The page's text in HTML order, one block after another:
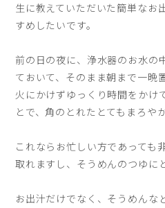
生に教えていただいた簡単なお
すめしたいです。
前の日の夜に、浄水器のお水の
ておいて、そのまま朝まで一晩
火にかけずゆっくり時間をかけ
とで、角のとれたとてもまろや
これならお忙しい方であっても
取れますし、そうめんのつゆに
お出汁だけでなく、そうめんな